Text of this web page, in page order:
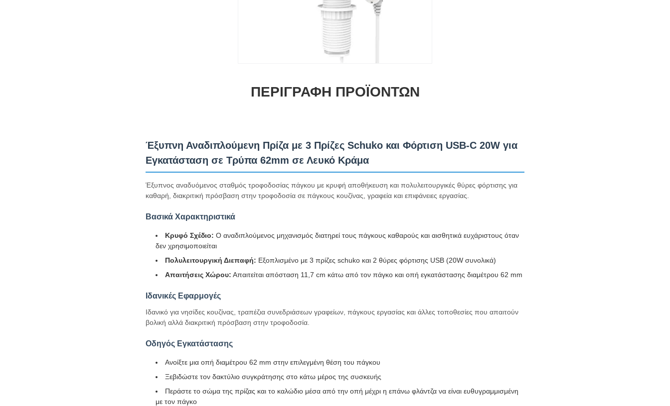
ΠΕΡΙΓΡΑΦΉ ΠΡΟΪΌΝΤΩΝ
Έξυπνη Αναδιπλούμενη Πρίζα με 3 Πρίζες Schuko και Φόρτιση USB-C 20W για
Εγκατάσταση σε Τρύπα 62mm σε Λευκό Κράμα
Έξυπνος αναδυόμενος σταθμός τροφοδοσίας πάγκου με κρυφή αποθήκευση και πολυλειτουργικές θύρες φόρτισης για
καθαρή, διακριτική πρόσβαση στην τροφοδοσία σε πάγκους κουζίνας, γραφεία και επιφάνειες εργασίας.
Βασικά Χαρακτηριστικά
Κρυφό Σχέδιο: Ο αναδιπλούμενος μηχανισμός διατηρεί τους πάγκους καθαρούς και αισθητικά ευχάριστους όταν
δεν χρησιμοποιείται
Πολυλειτουργική Διεπαφή: Εξοπλισμένο με 3 πρίζες schuko και 2 θύρες φόρτισης USB (20W συνολικά)
Απαιτήσεις Χώρου: Απαιτείται απόσταση 11,7 cm κάτω από τον πάγκο και οπή εγκατάστασης διαμέτρου 62 mm
Ιδανικές Εφαρμογές
Ιδανικό για νησίδες κουζίνας, τραπέζια συνεδριάσεων γραφείων, πάγκους εργασίας και άλλες τοποθεσίες που απαιτούν
βολική αλλά διακριτική πρόσβαση στην τροφοδοσία.
Οδηγός Εγκατάστασης
Ανοίξτε μια οπή διαμέτρου 62 mm στην επιλεγμένη θέση του πάγκου
Ξεβιδώστε τον δακτύλιο συγκράτησης στο κάτω μέρος της συσκευής
Περάστε το σώμα της πρίζας και το καλώδιο μέσα από την οπή μέχρι η επάνω φλάντζα να είναι ευθυγραμμισμένη
με τον πάγκο